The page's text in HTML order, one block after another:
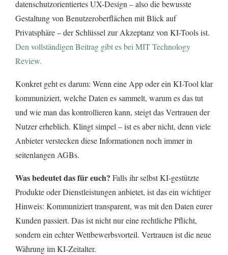
datenschutzorientiertes UX-Design – also die bewusste
Gestaltung von Benutzeroberflächen mit Blick auf
Privatsphäre – der Schlüssel zur Akzeptanz von KI-Tools ist.
Den vollständigen Beitrag gibt es bei MIT Technology
Review.
Konkret geht es darum: Wenn eine App oder ein KI-Tool klar
kommuniziert, welche Daten es sammelt, warum es das tut
und wie man das kontrollieren kann, steigt das Vertrauen der
Nutzer erheblich. Klingt simpel – ist es aber nicht, denn viele
Anbieter verstecken diese Informationen noch immer in
seitenlangen AGBs.
Was bedeutet das für euch? Falls ihr selbst KI-gestützte
Produkte oder Dienstleistungen anbietet, ist das ein wichtiger
Hinweis: Kommuniziert transparent, was mit den Daten eurer
Kunden passiert. Das ist nicht nur eine rechtliche Pflicht,
sondern ein echter Wettbewerbsvorteil. Vertrauen ist die neue
Währung im KI-Zeitalter.